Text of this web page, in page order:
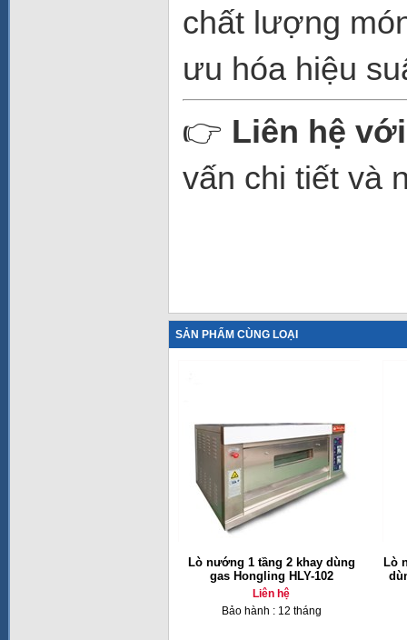
chất lượng
ưu hóa hiệu
👉 Liên hệ
vấn chi tiết và
SẢN PHẨM CÙNG LOẠI
Lò nướng 1 tầng 2 khay dùng
gas Hongling HLY-102
Liên hệ
Bảo hành : 12 tháng
Lò